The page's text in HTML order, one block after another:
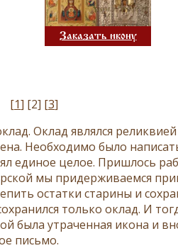
Заказать икону
[1] [2] [3]
Оклад являлся
Необходимо было
единое целое. Пришлось
мы придерживаемся
остатки старины и
только оклад. И
была утраченная икона и
письмо.